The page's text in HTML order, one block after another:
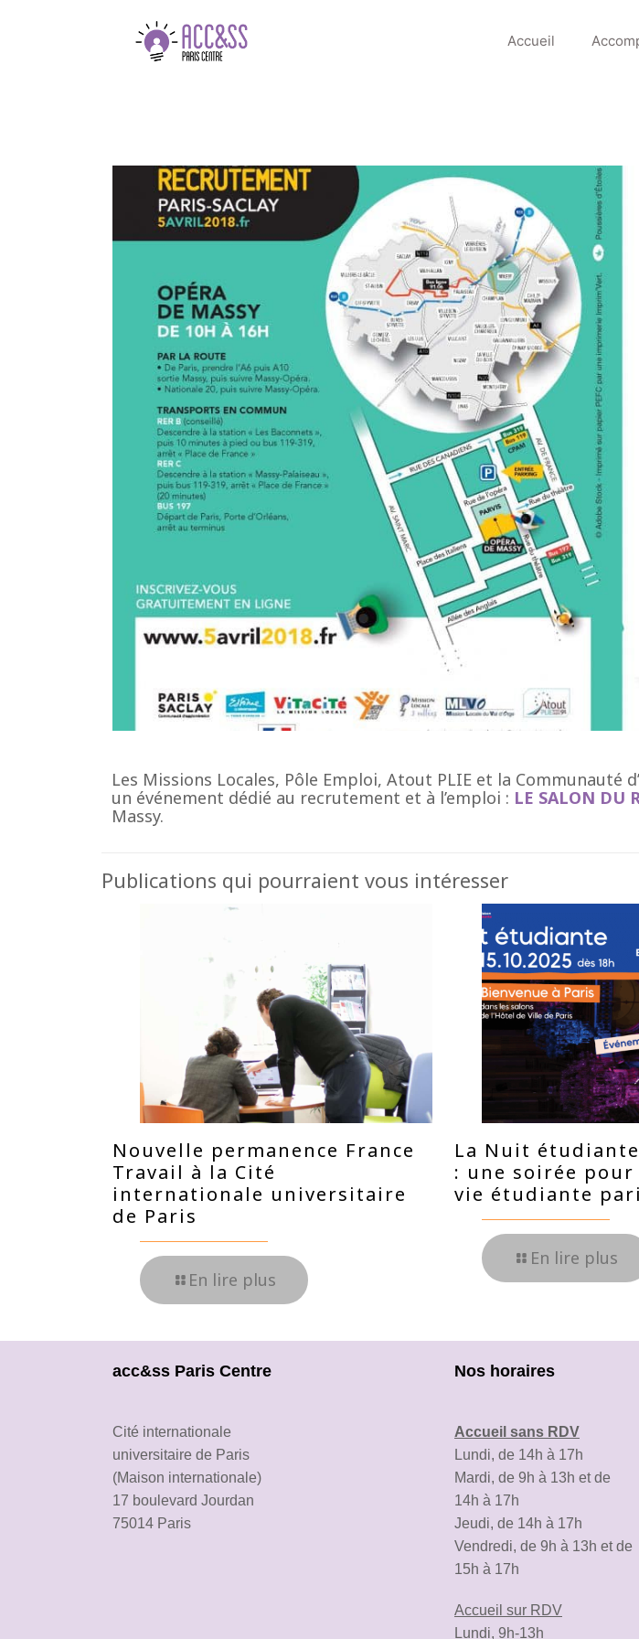
Accueil
Les Missions Locales, Pôle Emploi, Atout PLIE et la Communauté
un événement dédié au recrutement et à l’emploi : LE SALON DU
Massy.
Publications qui pourraient vous intéresser
Nouvelle permanence France
Travail à la Cité
internationale universitaire
de Paris
En lire plus
La Nuit
: une soirée
vie étudiante
En lire plus
acc&ss Paris Centre
Cité internationale
universitaire de Paris
(Maison internationale)
17 boulevard Jourdan
75014 Paris
Nos horaires
Accueil sans RDV
Lundi, de 14h à 17h
Mardi, de 9h à 13h et de
14h à 17h
Jeudi, de 14h à 17h
Vendredi, de 9h à 13h et de
15h à 17h
Accueil sur RDV
Lundi, 9h-13h